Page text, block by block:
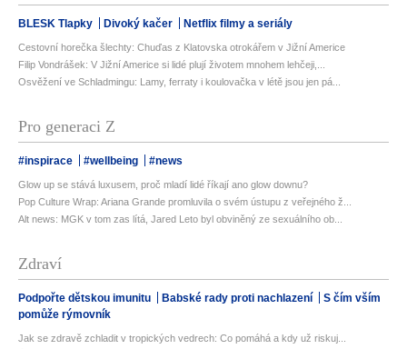
BLESK Tlapky Divoký kačer Netflix filmy a seriály
Cestovní horečka šlechty: Chuďas z Klatovska otrokářem v Jižní Americe
Filip Vondrášek: V Jižní Americe si lidé plují životem mnohem lehčeji,...
Osvěžení ve Schladmingu: Lamy, ferraty i koulovačka v létě jsou jen pá...
Pro generaci Z
#inspirace #wellbeing #news
Glow up se stává luxusem, proč mladí lidé říkají ano glow downu?
Pop Culture Wrap: Ariana Grande promluvila o svém ústupu z veřejného ž...
Alt news: MGK v tom zas lítá, Jared Leto byl obviněný ze sexuálního ob...
Zdraví
Podpořte dětskou imunitu Babské rady proti nachlazení
S čím vším
pomůže rýmovník
Jak se zdravě zchladit v tropických vedrech: Co pomáhá a kdy už riskuj...